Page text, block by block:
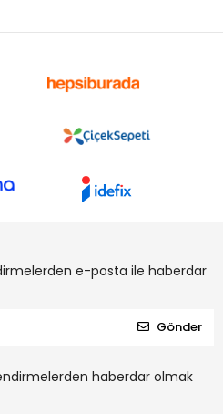
e-posta ile haberdar
Gönder
haberdar olmak